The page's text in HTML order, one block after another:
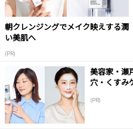
朝クレンジングでメイク映えする潤
い美肌へ
(PR)
美容家・瀬
穴・くすみ
(PR)